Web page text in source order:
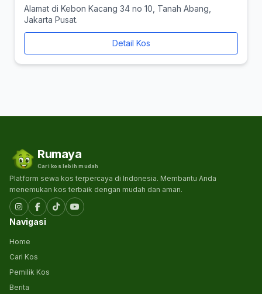
Alamat di Kebon Kacang 34 no 10, Tanah Abang,
Jakarta Pusat.
Detail Kos
Rumaya
Cari kos lebih mudah
Platform sewa kos terpercaya di Indonesia. Membantu Anda
menemukan kos terbaik dengan mudah dan aman.
Navigasi
Home
Cari Kos
Pemilik Kos
Berita